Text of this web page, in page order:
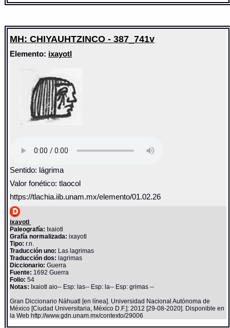
MH: CHIYAUHTZINCO - 387_741v
Elemento: ixayotl
Sentido: lágrima
Valor fonético: tlaocol
https://tlachia.iib.unam.mx/elemento/01.02.26
ixayotl
Paleografía: Ixaiotl
Grafía normalizada: ixayotl
Tipo: r.n.
Traducción uno: Las lagrimas
Traducción dos: lagrimas
Diccionario:Guerra
Fuente: 1692 Guerra
Folio: 54
Notas: Ixaiotl aio-- Esp: las-- Esp: la-- Esp: grimas --
Gran Diccionario Náhuatl [en línea]. Universidad Nacional Autónoma de
México [Ciudad Universitaria, México D.F.]: 2012 [29-08-2020]. Disponible en
la Web http://www.gdn.unam.mx/contexto/29006